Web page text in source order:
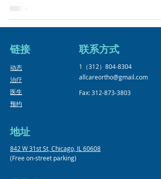
链接
​动态
治疗
医生
预约
​联系方式
1（312）804-8304
allcareortho@gmail.com
Fax:312-873-3803
地址
842 W 31st St, Chicago, IL 60608
(Free on-street parking)